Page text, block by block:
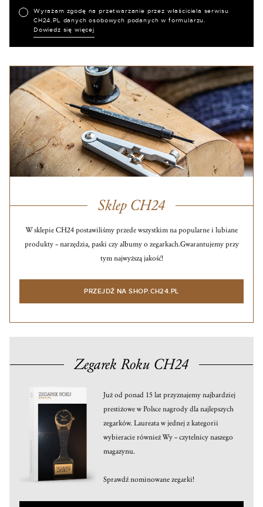
Wyrażam zgodę na przetwarzanie przez właściciela serwisu
CH24.PL danych osobowych podanych w formularzu.
Dowiedz się więcej
Sklep CH24
W sklepie CH24 postawiliśmy przede wszystkim na popularne i lubiane
produkty – narzędzia, paski czy albumy o zegarkach.Gwarantujemy przy
tym najwyższą jakość!
PRZEJDŹ NA SHOP.CH24.PL
Zegarek Roku CH24
Już od ponad 15 lat przyznajemy najbardziej
prestiżowe w Polsce nagrody dla najlepszych
zegarków. Laureata w jednej z kategorii
wybieracie również Wy – czytelnicy naszego
magazynu.
Sprawdź nominowane zegarki!